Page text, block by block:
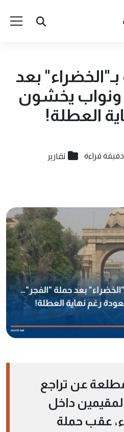
بعد
ونواب يخشون
العطلة!
تقارير
عن تراجع
داخل
عقب حملة